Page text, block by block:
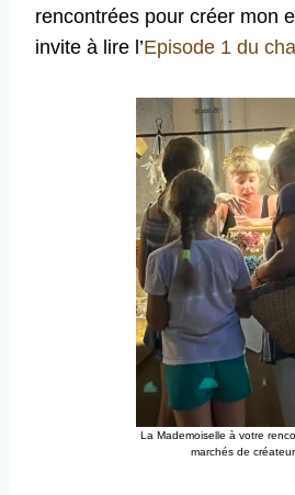
rencontrées pour créer mon
invite à lire l’Episode 1 du
La Mademoiselle à votre
marchés de